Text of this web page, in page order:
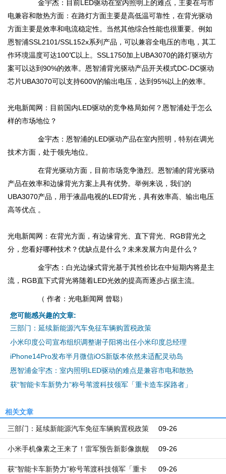
金宇杰：目前LED驱动在室内照明上的难点，主要在与市
电兼容和散热方面：在路灯方面主要是高低温可靠性，在背光驱动
方面主要是效率和电流稳定性。当然其他综合性能也很重要。例如
恩智浦SSL2101/SSL152x系列产品，可以兼容全电压的市电，其工
作环境温度可达100℃以上。SSL1750加上UBA3070的路灯驱动方
案可以达到90%的效率。恩智浦背光驱动产品开关模式DC-DC驱动
芯片UBA3070可以支持600V的输出电压，达到95%以上的效率。
光电新闻网：目前国内LED驱动的竞争格局如何？恩智浦处于怎么
样的市场地位？
金宇杰：恩智浦的LED驱动产品在室内照明，特别在调光
技术方面，处于领先地位。
在背光驱动方面，目前市场竞争激烈。恩智浦的背光驱动
产品在效率和边缘背光方案上具有优势。举例来说，我们的
UBA3070产品，用于液晶电视的LED背光，具有效率高、输出电压
高等优点 。
光电新闻网：在背光方面，有边缘背光、直下背光、RGB背光之
分，您看好哪种技术？优缺点是什么？未来发展方向是什么？
金宇杰：白光边缘式背光基于其性价比在中短期内将是主
流，RGB直下式背光将随着LED光效的提高而逐步占据主流。
（ 作者：光电新闻网 曾聪）
您可能感兴趣的文章:
三部门：延续新能源汽车免征车辆购置税政策
小米印度公司宣布组织调整谢子阳将出任小米印度总经理
iPhone14Pro发布半月微信iOS新版本依然未适配灵动岛
恩智浦金宇杰：室内照明LED驱动的难点是兼容市电和散热
获“智能卡车新势力”称号苇渡科技领军「重卡造车探路者」
相关文章
09-26
三部门：延续新能源汽车免征车辆购置税政策
09-26
小米手机像素之王来了！雷军预告新影像旗舰
即将登场 09-26
获“智能卡车新势力”称号苇渡科技领军「重卡